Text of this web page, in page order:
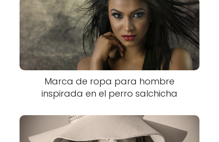
Marca de ropa para hombre
inspirada en el perro salchicha